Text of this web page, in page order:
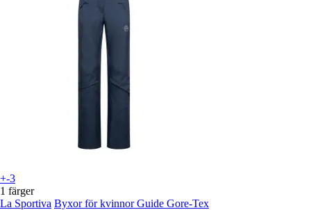
+-3
1 färger
La Sportiva Byxor för kvinnor Guide Gore-Tex